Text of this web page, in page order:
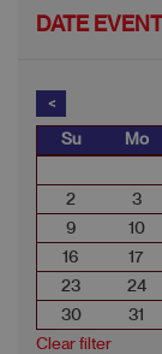
DATE EVENT
<
Su Mo
2
3
9
10
16
17
23
24
30
31
Clear filter